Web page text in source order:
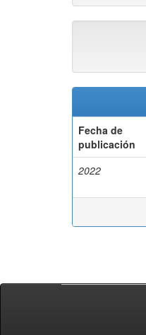
Fecha de
publicación
2022